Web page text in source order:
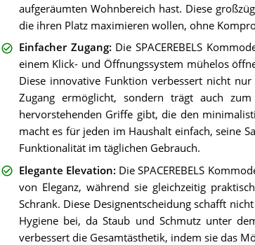
aufgeräumten Wohnbereich hast. Diese
die ihren Platz maximieren wollen, ohne
Einfacher Zugang: Die SPACEREBELS
einem Klick- und Öffnungssystem mühelos
Diese innovative Funktion verbessert nicht
Zugang ermöglicht, sondern trägt auch
hervorstehenden Griffe gibt, die den
macht es für jeden im Haushalt einfach, seine
Funktionalität im täglichen Gebrauch.
Elegante Elevation: Die SPACEREBELS
von Eleganz, während sie gleichzeitig
Schrank. Diese Designentscheidung schafft
Hygiene bei, da Staub und Schmutz unter
verbessert die Gesamtästhetik, indem sie das